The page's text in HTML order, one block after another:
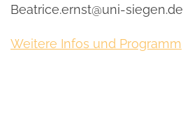
Beatrice.ernst@uni-siegen.de
Weitere Infos und Programm